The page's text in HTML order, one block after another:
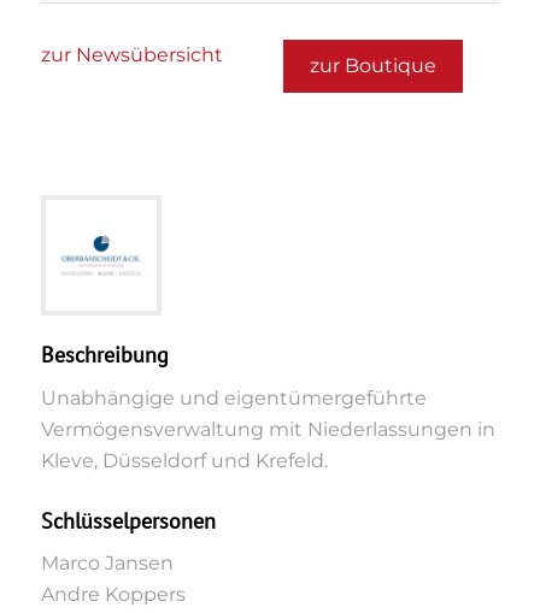
zur Boutique
zur Newsübersicht
Beschreibung
Unabhängige und eigentümergeführte
Vermögensverwaltung mit Niederlassungen in
Kleve, Düsseldorf und Krefeld.
Schlüsselpersonen
Marco Jansen
Andre Koppers